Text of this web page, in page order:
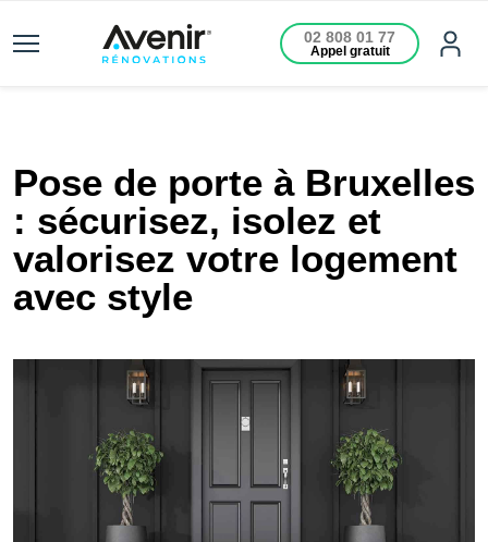
02 808 01 77
Appel gratuit
Pose de porte à Bruxelles
: sécurisez, isolez et
valorisez votre logement
avec style